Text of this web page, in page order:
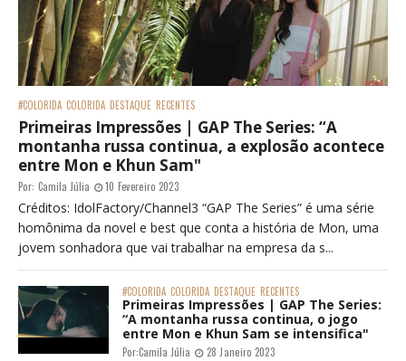
#COLORIDA COLORIDA DESTAQUE RECENTES
Primeiras Impressões | GAP The Series: “A
montanha russa continua, a explosão acontece
entre Mon e Khun Sam"
Por: Camila Júlia 10 Fevereiro 2023
Créditos: IdolFactory/Channel3 “GAP The Series” é uma série
homônima da novel e best que conta a história de Mon, uma
jovem sonhadora que vai trabalhar na empresa da s...
#COLORIDA COLORIDA DESTAQUE RECENTES
Primeiras Impressões | GAP The Series:
“A montanha russa continua, o jogo
entre Mon e Khun Sam se intensifica"
Por:Camila Júlia 28 Janeiro 2023